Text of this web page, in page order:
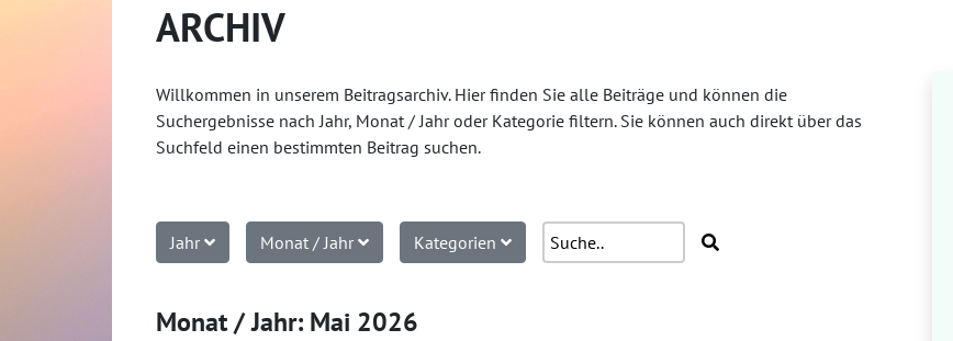
ARCHIV
Willkommen in unserem Beitragsarchiv. Hier finden Sie alle Beiträge und können die
Suchergebnisse nach Jahr, Monat / Jahr oder Kategorie filtern. Sie können auch direkt über das
Suchfeld einen bestimmten Beitrag suchen.
Jahr Monat / Jahr Kategorien
Monat / Jahr: Mai 2026